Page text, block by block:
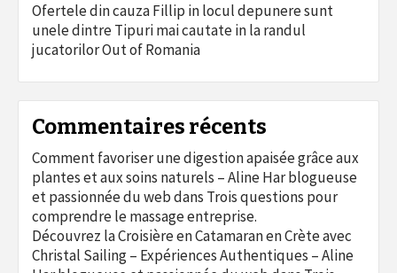
Ofertele din cauza Fillip in locul depunere sunt
unele dintre Tipuri mai cautate in la randul
jucatorilor Out of Romania
Commentaires récents
Comment favoriser une digestion apaisée grâce aux
plantes et aux soins naturels – Aline Har blogueuse
et passionnée du webdans Trois questions pour
comprendre le massage entreprise.
Découvrez la Croisière en Catamaran en Crète avec
Christal Sailing – Expériences Authentiques – Aline